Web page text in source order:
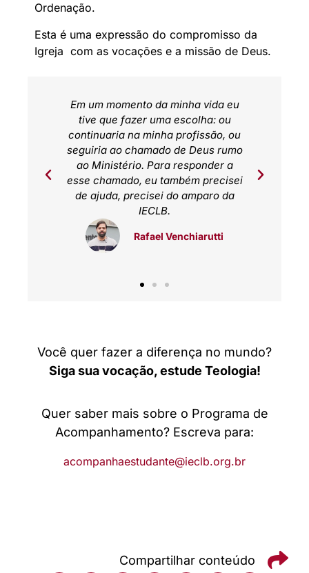
Ordenação.
Esta é uma expressão do compromisso da
Igreja com as vocações e a missão de Deus.
Em um momento da minha vida eu
tive que fazer uma escolha: ou
continuaria na minha profissão, ou
seguiria ao chamado de Deus rumo
ao Ministério. Para responder a
esse chamado, eu também precisei
de ajuda, precisei do amparo da
IECLB.
Rafael Venchiarutti
Você quer fazer a diferença no mundo?
Siga sua vocação, estude Teologia!
Quer saber mais sobre o Programa de
Acompanhamento? Escreva para:
acompanhaestudante@ieclb.org.br
Compartilhar conteúdo